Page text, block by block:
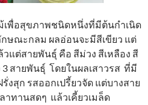
ม้เพื่อสุขภาพชนิดหนึ่งที่มีต้นกำเนิด
ษณะกลม ผลอ่อนจะมีสีเขียว แต่
แต่สายพันธุ์ คือ สีม่วง สีเหลือง สี
สายพันธุ์ โดยในผลเสาวรส ที่มี
งสุก รสออกเปรี้ยวจัด แต่บางสาย
ทานสดๆ แล้วเคี้ยวเมล็ด